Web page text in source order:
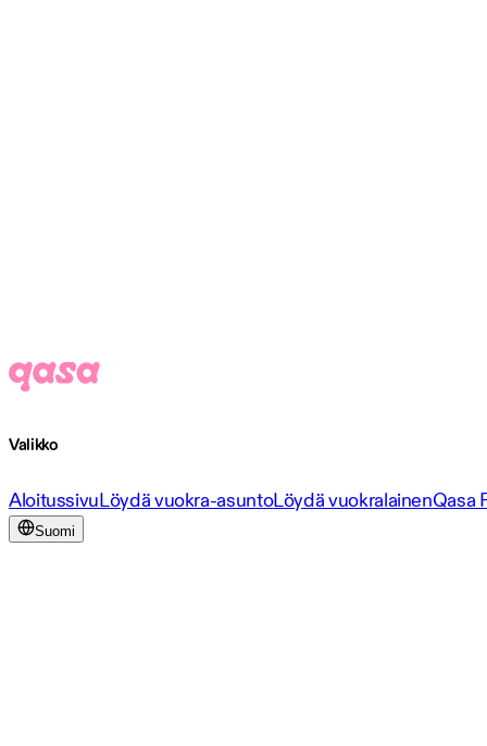
Valikko
AloitussivuLöydä vuokra-asuntoLöydä vuokralainenQasa
Suomi